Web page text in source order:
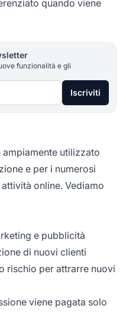
quando viene
funzionalità e gli
Iscriviti
ampiamente utilizzato
e per i numerosi
online. Vediamo
e pubblicità
di nuovi clienti
rischio per attrarre nuovi
viene pagata solo